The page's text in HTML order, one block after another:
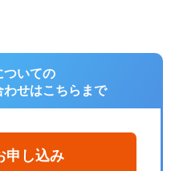
ついての
わせはこちらまで
申し込み